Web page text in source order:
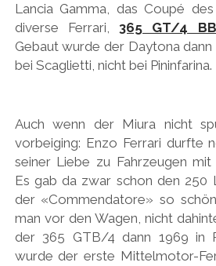
Lancia Gamma, das Coupé
diverse Ferrari,365 GT/4 BB
Gebaut wurde der Daytona
bei Scaglietti, nicht bei Pininfarina.
Auch wenn der Miura nicht
vorbeiging: Enzo Ferrari durfte
seiner Liebe zu Fahrzeugen
Es gab da zwar schon den 250
der «Commendatore» so
man vor den Wagen, nicht
der 365 GTB/4 dann 1969 in
wurde der erste Mittelmotor-